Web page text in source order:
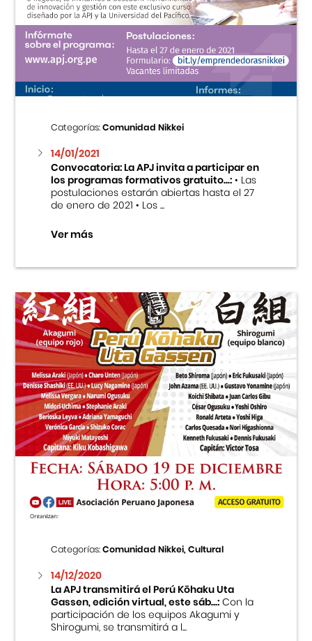
Categorías:Comunidad Nikkei
14/01/2021
Convocatoria: La APJ invita a participar en
los programas formativos gratuito...:• Las
postulaciones estarán abiertas hasta el 27
de enero de 2021 • Los ...
Ver más
Categorías:Comunidad Nikkei, Cultural
14/12/2020
La APJ transmitirá el Perú Kōhaku Uta
Gassen, edición virtual, este sáb...:Con la
participación de los equipos Akagumi y
Shirogumi, se transmitirá a l...